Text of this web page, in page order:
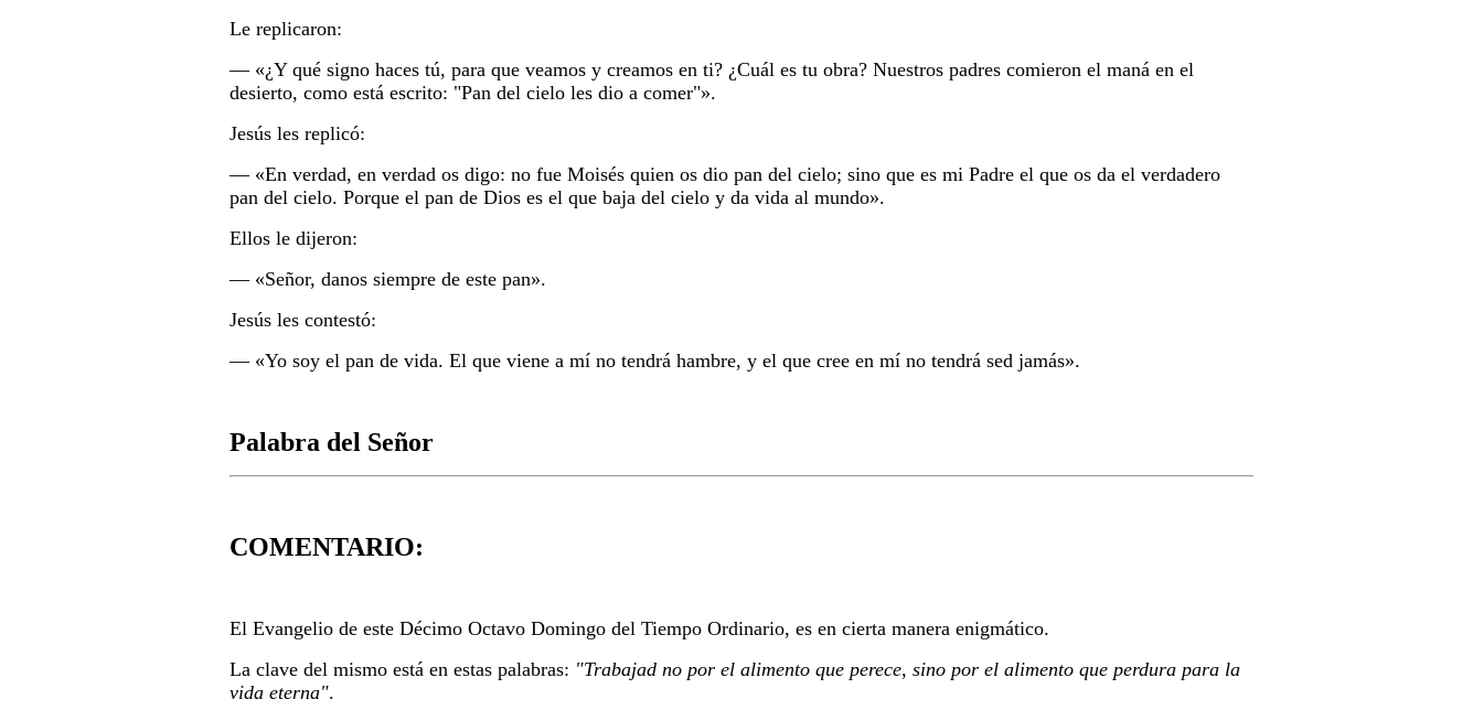
Le replicaron:
― «¿Y qué signo haces tú, para que veamos y creamos en ti? ¿Cuál es tu obra? Nuestros padres comieron el maná en el
desierto, como está escrito: "Pan del cielo les dio a comer"».
Jesús les replicó:
― «En verdad, en verdad os digo: no fue Moisés quien os dio pan del cielo; sino que es mi Padre el que os da el verdadero
pan del cielo. Porque el pan de Dios es el que baja del cielo y da vida al mundo».
Ellos le dijeron:
― «Señor, danos siempre de este pan».
Jesús les contestó:
― «Yo soy el pan de vida. El que viene a mí no tendrá hambre, y el que cree en mí no tendrá sed jamás».
Palabra del Señor
COMENTARIO:
El Evangelio de este Décimo Octavo Domingo del Tiempo Ordinario, es en cierta manera enigmático.
La clave del mismo está en estas palabras: "Trabajad no por el alimento que perece, sino por el alimento que perdura para la
vida eterna".